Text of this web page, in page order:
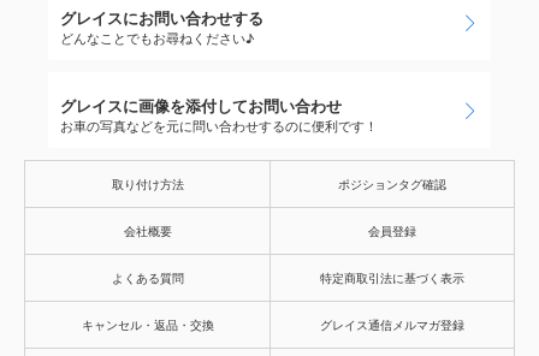
グレイスにお問い合わせする
どんなことでもお尋ねください♪
グレイスに画像を添付してお問い合わせ
お車の写真などを元に問い合わせするのに便利です！
取り付け方法 ポジションタグ確認
会社概要 会員登録
よくある質問 特定商取引法に基づく表示
キャンセル・返品・交換 グレイス通信メルマガ登録